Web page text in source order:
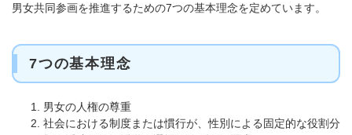
男女共同参画を推進するための7つの基本理念を定めています。
7つの基本理念
男女の人権の尊重
社会における制度または慣行が、性別による固定的な役割分